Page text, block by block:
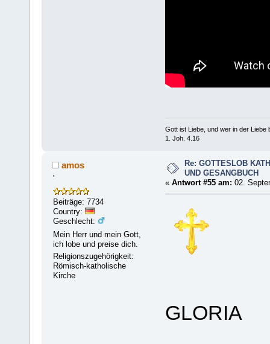
Gott ist Liebe, und wer in der Liebe
1. Joh. 4.16
amos
'
Beiträge: 7734
Country:
Geschlecht:
Mein Herr und mein Gott,
ich lobe und preise dich.
Religionszugehörigkeit:
Römisch-katholische
Kirche
Re: GOTTESLOB
UND GESANGBUCH
« Antwort #55 am: 02.
GLORIA